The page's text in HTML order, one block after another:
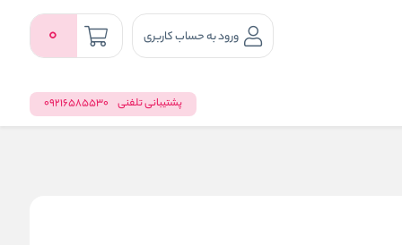
ورود به حساب کاربری 0
پشتیبانی تلفنی 09216585530